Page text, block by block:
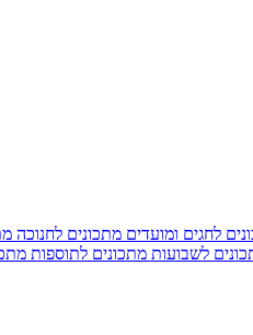
לחגים ומועדים מתכונים לחנוכה
לשבועות מתכונים לתוספות